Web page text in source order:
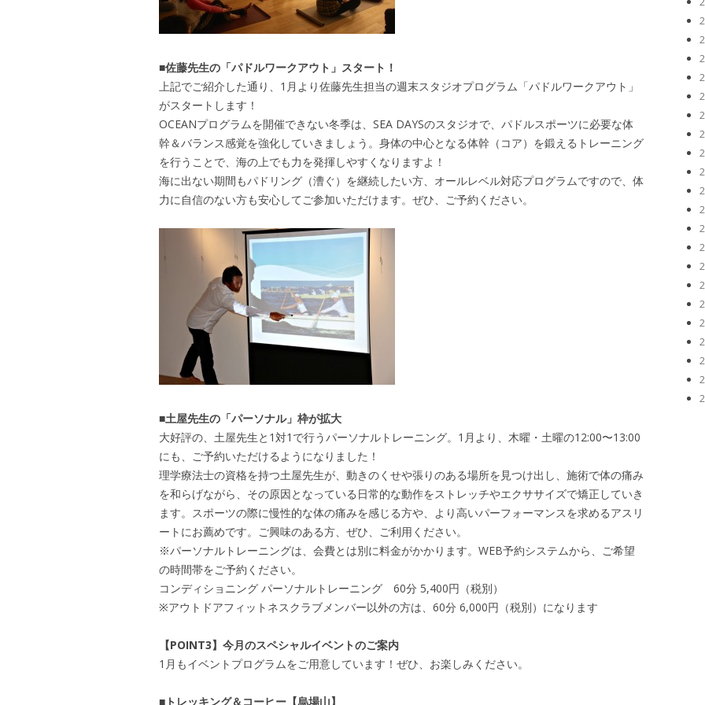
■佐藤先生の「パドルワークアウト」スタート！
上記でご紹介した通り、1月より佐藤先生担当の週末スタジオプログラム「パドルワークアウト」
がスタートします！
OCEANプログラムを開催できない冬季は、SEA DAYSのスタジオで、パドルスポーツに必要な体
幹＆バランス感覚を強化していきましょう。身体の中心となる体幹（コア）を鍛えるトレーニング
を行うことで、海の上でも力を発揮しやすくなりますよ！
海に出ない期間もパドリング（漕ぐ）を継続したい方、オールレベル対応プログラムですので、体
力に自信のない方も安心してご参加いただけます。ぜひ、ご予約ください。
■土屋先生の「パーソナル」枠が拡大
大好評の、土屋先生と1対1で行うパーソナルトレーニング。1月より、木曜・土曜の12:00〜13:00
にも、ご予約いただけるようになりました！
理学療法士の資格を持つ土屋先生が、動きのくせや張りのある場所を見つけ出し、施術で体の痛み
を和らげながら、その原因となっている日常的な動作をストレッチやエクササイズで矯正していき
ます。スポーツの際に慢性的な体の痛みを感じる方や、より高いパーフォーマンスを求めるアスリ
ートにお薦めです。ご興味のある方、ぜひ、ご利用ください。
※パーソナルトレーニングは、会費とは別に料金がかかります。WEB予約システムから、ご希望
の時間帯をご予約ください。
コンディショニング パーソナルトレーニング 60分 5,400円（税別）
※アウトドアフィットネスクラブメンバー以外の方は、60分 6,000円（税別）になります
【POINT3】今月のスペシャルイベントのご案内
1月もイベントプログラムをご用意しています！ぜひ、お楽しみください。
■トレッキング＆コーヒー【烏場山】